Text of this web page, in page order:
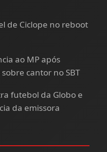
de Ciclope no reboot
ao MP após
cantor no SBT
futebol da Globo e
da emissora